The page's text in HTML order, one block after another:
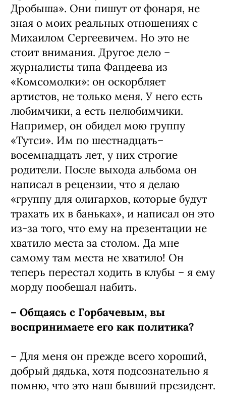
Дробыша». Они пишут от фонаря, не
зная о моих реальных отношениях с
Михаилом Сергеевичем. Но это не
стоит внимания. Другое дело –
журналисты типа Фандеева из
«Комсомолки»: он оскорбляет
артистов, не только меня. У него есть
любимчики, а есть нелюбимчики.
Например, он обидел мою группу
«Тутси». Им по шестнадцать–
восемнадцать лет, у них строгие
родители. После выхода альбома он
написал в рецензии, что я делаю
«группу для олигархов, которые будут
трахать их в баньках», и написал он это
из-за того, что ему на презентации не
хватило места за столом. Да мне
самому там места не хватило! Он
теперь перестал ходить в клубы – я ему
морду пообещал набить.
– Общаясь с Горбачевым, вы
воспринимаете его как политика?
– Для меня он прежде всего хороший,
добрый дядька, хотя подсознательно я
помню, что это наш бывший президент.